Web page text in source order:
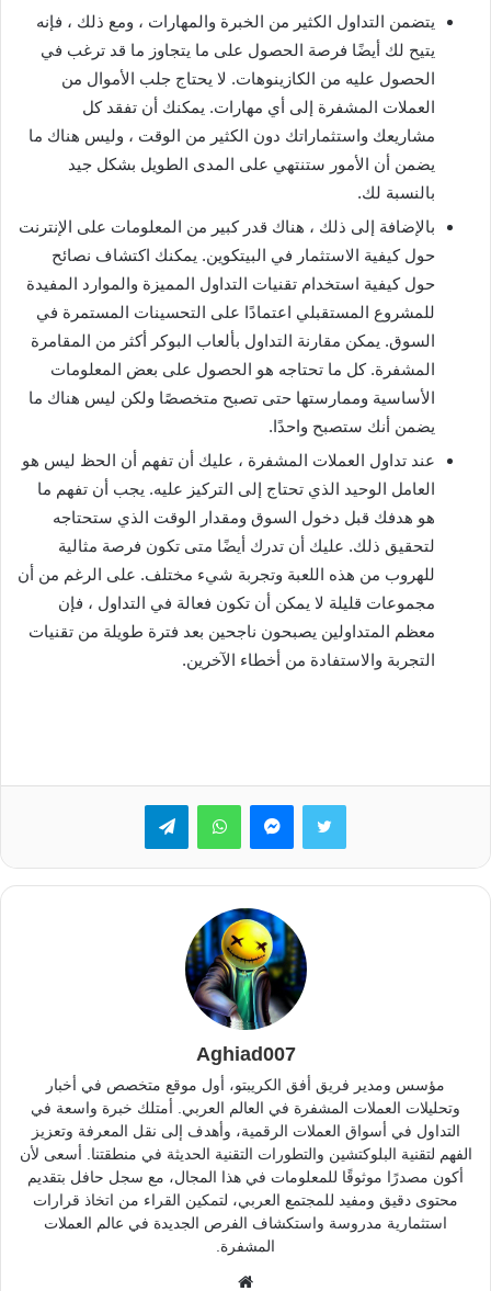
يتضمن التداول الكثير من الخبرة والمهارات ، ومع ذلك ، فإنه
يتيح لك أيضًا فرصة الحصول على ما يتجاوز ما قد ترغب في
الحصول عليه من الكازينوهات. لا يحتاج جلب الأموال من
العملات المشفرة إلى أي مهارات. يمكنك أن تفقد كل
مشاريعك واستثماراتك دون الكثير من الوقت ، وليس هناك ما
يضمن أن الأمور ستنتهي على المدى الطويل بشكل جيد
بالنسبة لك.
بالإضافة إلى ذلك ، هناك قدر كبير من المعلومات على الإنترنت
حول كيفية الاستثمار في البيتكوين. يمكنك اكتشاف نصائح
حول كيفية استخدام تقنيات التداول المميزة والموارد المفيدة
للمشروع المستقبلي اعتمادًا على التحسينات المستمرة في
السوق. يمكن مقارنة التداول بألعاب البوكر أكثر من المقامرة
المشفرة. كل ما تحتاجه هو الحصول على بعض المعلومات
الأساسية وممارستها حتى تصبح متخصصًا ولكن ليس هناك ما
يضمن أنك ستصبح واحدًا.
عند تداول العملات المشفرة ، عليك أن تفهم أن الحظ ليس هو
العامل الوحيد الذي تحتاج إلى التركيز عليه. يجب أن تفهم ما
هو هدفك قبل دخول السوق ومقدار الوقت الذي ستحتاجه
لتحقيق ذلك. عليك أن تدرك أيضًا متى تكون فرصة مثالية
للهروب من هذه اللعبة وتجربة شيء مختلف. على الرغم من أن
مجموعات قليلة لا يمكن أن تكون فعالة في التداول ، فإن
معظم المتداولين يصبحون ناجحين بعد فترة طويلة من تقنيات
التجربة والاستفادة من أخطاء الآخرين.
تويتر ماسنجرواتساب تيلقرام
Aghiad007
مؤسس ومدير فريق أفق الكريبتو، أول موقع متخصص في أخبار
وتحليلات العملات المشفرة في العالم العربي. أمتلك خبرة واسعة في
التداول في أسواق العملات الرقمية، وأهدف إلى نقل المعرفة وتعزيز
الفهم لتقنية البلوكتشين والتطورات التقنية الحديثة في منطقتنا. أسعى لأن
أكون مصدرًا موثوقًا للمعلومات في هذا المجال، مع سجل حافل بتقديم
محتوى دقيق ومفيد للمجتمع العربي، لتمكين القراء من اتخاذ قرارات
استثمارية مدروسة واستكشاف الفرص الجديدة في عالم العملات
المشفرة.